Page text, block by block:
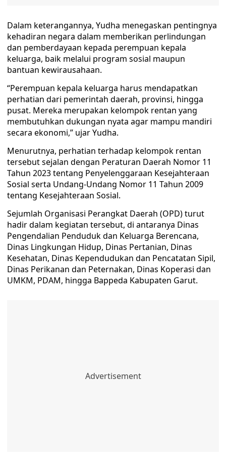
Dalam keterangannya, Yudha menegaskan pentingnya
kehadiran negara dalam memberikan perlindungan
dan pemberdayaan kepada perempuan kepala
keluarga, baik melalui program sosial maupun
bantuan kewirausahaan.
“Perempuan kepala keluarga harus mendapatkan
perhatian dari pemerintah daerah, provinsi, hingga
pusat. Mereka merupakan kelompok rentan yang
membutuhkan dukungan nyata agar mampu mandiri
secara ekonomi,” ujar Yudha.
Menurutnya, perhatian terhadap kelompok rentan
tersebut sejalan dengan Peraturan Daerah Nomor 11
Tahun 2023 tentang Penyelenggaraan Kesejahteraan
Sosial serta Undang-Undang Nomor 11 Tahun 2009
tentang Kesejahteraan Sosial.
Sejumlah Organisasi Perangkat Daerah (OPD) turut
hadir dalam kegiatan tersebut, di antaranya Dinas
Pengendalian Penduduk dan Keluarga Berencana,
Dinas Lingkungan Hidup, Dinas Pertanian, Dinas
Kesehatan, Dinas Kependudukan dan Pencatatan Sipil,
Dinas Perikanan dan Peternakan, Dinas Koperasi dan
UMKM, PDAM, hingga Bappeda Kabupaten Garut.